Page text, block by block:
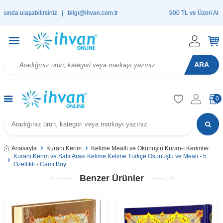
|bilgi@ihvan.com.tr 900 TL ve Üzeri
ARA
0
Anasayfa Kuranı Kerim
Kelime Mealli ve Okunuşlu Kuran-ı Kerimler
Kuranı Kerim ve Satır Arası Kelime Kelime Türkçe Okunuşlu ve Meali - 5
Özellikli - Cami Boy
Benzer Ürünler